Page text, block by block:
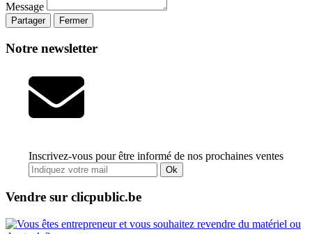
Message
Partager Fermer
Notre newsletter
Inscrivez-vous pour être informé de nos prochaines ventes
Ok
Vendre sur clicpublic.be